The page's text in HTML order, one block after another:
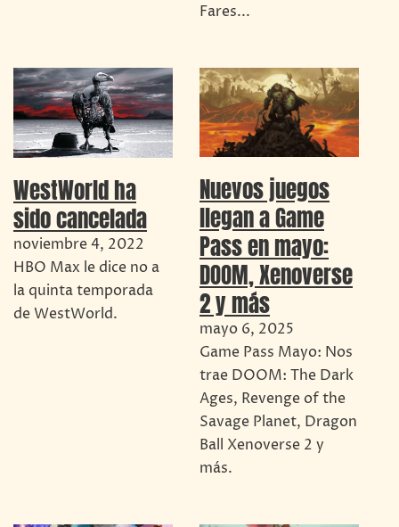
Fares...
WestWorld ha
sido cancelada
noviembre 4, 2022
HBO Max le dice no a
la quinta temporada
de WestWorld.
Nuevos juegos
llegan a Game
Pass en mayo:
DOOM, Xenoverse
2 y más
mayo 6, 2025
Game Pass Mayo: Nos
trae DOOM: The Dark
Ages, Revenge of the
Savage Planet, Dragon
Ball Xenoverse 2 y
más.